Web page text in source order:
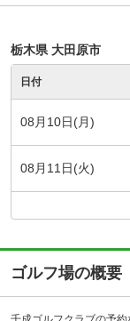
栃木県 大田原市
日付
08月10日(月)
08月11日(火)
ゴルフ場の概要